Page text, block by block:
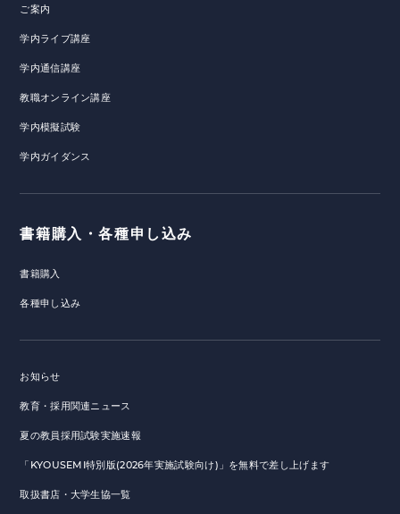
ご案内
学内ライブ講座
学内通信講座
教職オンライン講座
学内模擬試験
学内ガイダンス
書籍購入・各種申し込み
書籍購入
各種申し込み
お知らせ
教育・採用関連ニュース
夏の教員採用試験実施速報
「KYOUSEMI特別版(2026年実施試験向け)」を無料で差し上げます
取扱書店・大学生協一覧